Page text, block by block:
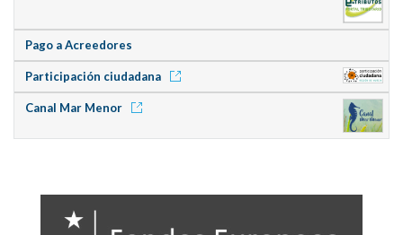
Pago a Acreedores
Participación ciudadana
Canal Mar Menor